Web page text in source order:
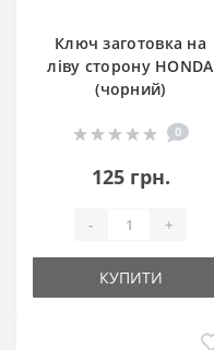
Ключ заготовка на
ліву сторону HONDA
(чорний)
0
125 грн.
- +
КУПИТИ